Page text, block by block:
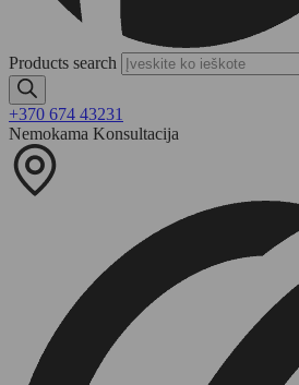
Products search
+370 674 43231
Nemokama Konsultacija